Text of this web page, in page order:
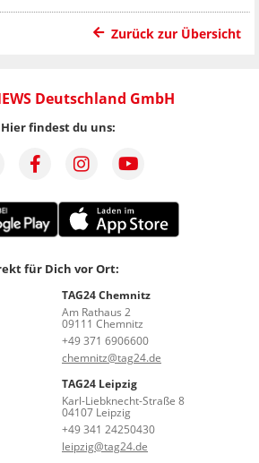
Zurück zur Übersicht
Deutschland GmbH
Hier findest du uns:
für Dich vor Ort:
TAG24 Chemnitz
Am Rathaus 2
09111 Chemnitz
+49 371 6906600
chemnitz@tag24.de
TAG24 Leipzig
Karl-Liebknecht-Straße 8
04107 Leipzig
+49 341 24250430
leipzig@tag24.de